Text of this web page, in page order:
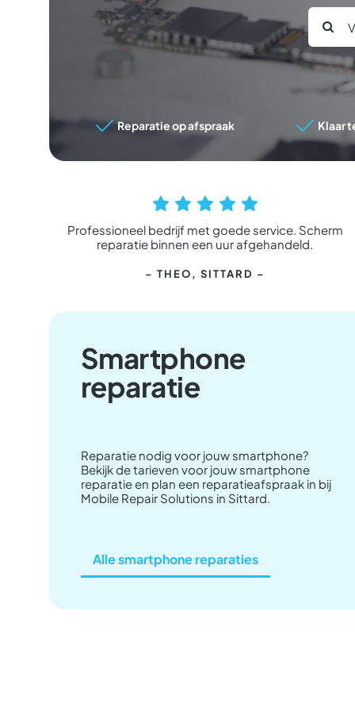
Zoeken
naar:
Reparatie op afspraak Klaar
Professioneel bedrijf met goede service. Scherm
reparatie binnen een uur afgehandeld.
– THEO, SITTARD –
Smartphone
reparatie
Reparatie nodig voor jouw smartphone?
Bekijk de tarieven voor jouw smartphone
reparatie en plan een reparatieafspraak in bij
Mobile Repair Solutions in Sittard.
Alle smartphone reparaties